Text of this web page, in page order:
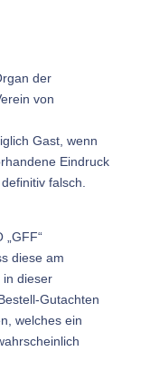
der
von
Gast, wenn
Eindruck
falsch.
diese am
in dieser
Gutachten
welches ein